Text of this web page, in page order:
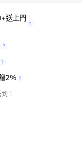
送上門
2%
！